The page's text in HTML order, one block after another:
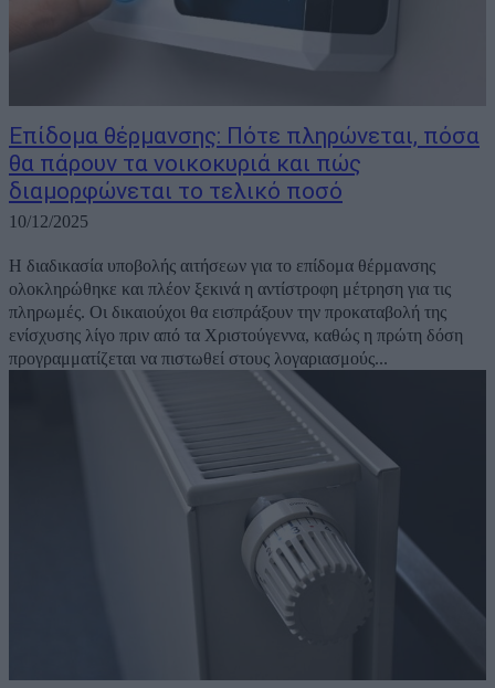
Επίδομα θέρμανσης: Πότε πληρώνεται, πόσα
θα πάρουν τα νοικοκυριά και πώς
διαμορφώνεται το τελικό ποσό
10/12/2025
Η διαδικασία υποβολής αιτήσεων για το επίδομα θέρμανσης
ολοκληρώθηκε και πλέον ξεκινά η αντίστροφη μέτρηση για τις
πληρωμές. Οι δικαιούχοι θα εισπράξουν την προκαταβολή της
ενίσχυσης λίγο πριν από τα Χριστούγεννα, καθώς η πρώτη δόση
προγραμματίζεται να πιστωθεί στους λογαριασμούς...